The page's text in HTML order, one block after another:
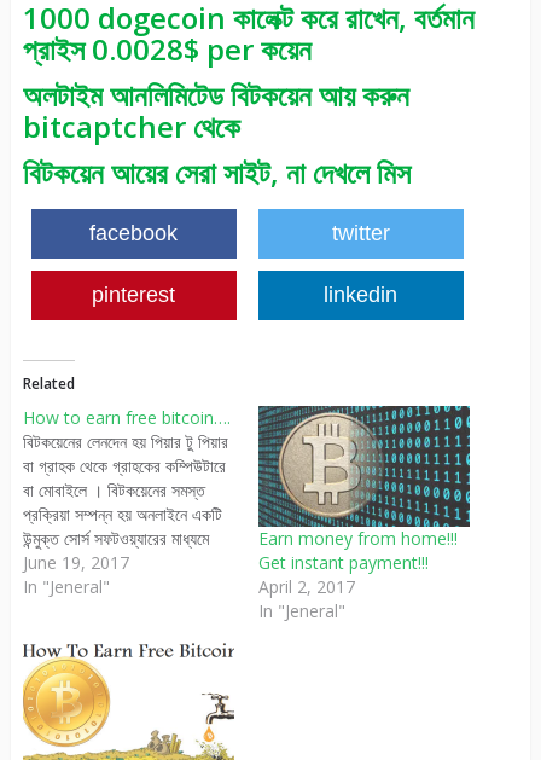
1000 dogecoin কালেক্ট করে রাখেন, বর্তমান
প্রাইস 0.0028$ per কয়েন
অলটাইম আনলিমিটেড বিটকয়েন আয় করুন
bitcaptcher থেকে
বিটকয়েন আয়ের সেরা সাইট, না দেখলে মিস
facebook twitter
pinterest linkedin
Related
How to earn free bitcoin….
বিটকয়েনের লেনদেন হয় পিয়ার টু পিয়ার
বা গ্রাহক থেকে গ্রাহকের কম্পিউটারে
বা মোবাইলে । বিটকয়েনের সমস্ত
প্রক্রিয়া সম্পন্ন হয় অনলাইনে একটি
উন্মুক্ত সোর্স সফটওয়্যারের মাধ্যমে
অথবা কোন ওয়েব সাইটের মাধ্যমে ।
অ্যাকাউন্ট খুলতে হলে এখানে click
জনপ্রিয়তা অর্জন করে নিয়েছে।
খুব বেশী…
June 19, 2017
In "Jeneral"
Earn money from home!!!
Get instant payment!!!
April 2, 2017
In "Jeneral"